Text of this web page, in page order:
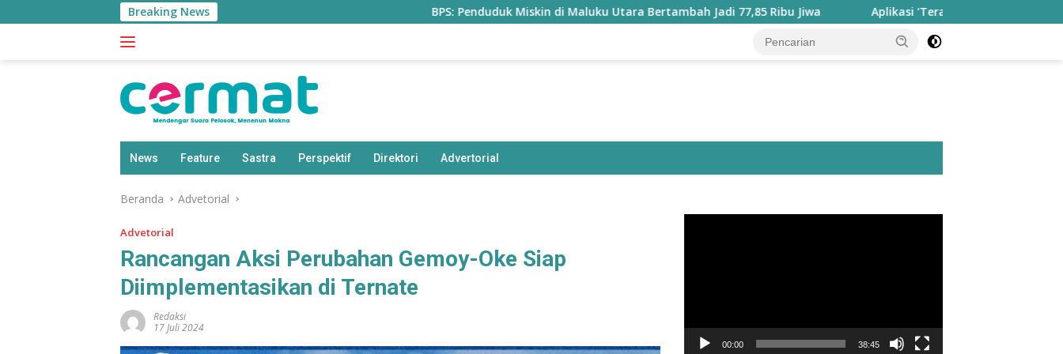
ke
Breaking News BPS: Penduduk Miskin di Maluku Utara Bertambah Jadi 77,85 Ribu Jiwa Aplikasi ‘Teras Pendidikan’ Disiapkan untuk
News Feature Sastra Perspektif Direktori Advertorial
Beranda Advetorial
Advetorial
Rancangan Aksi Perubahan Gemoy-Oke Siap
Diimplementasikan di Ternate
Redaksi
17 Juli 2024
00:00 38:45